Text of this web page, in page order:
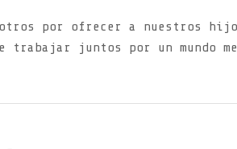
por ofrecer a nuestros
trabajar juntos por un mundo